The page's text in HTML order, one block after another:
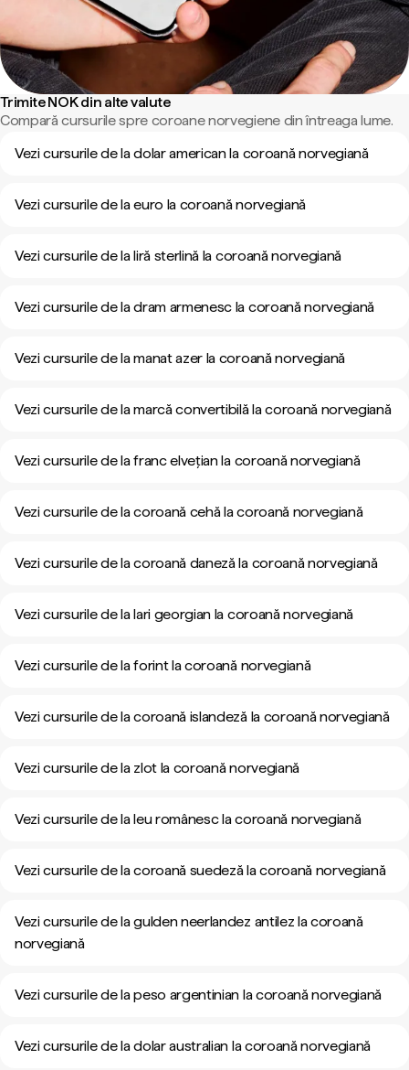
Trimite NOK din alte valute
Compară cursurile spre coroane norvegiene din întreaga lume.
Vezi cursurile de la dolar american la coroană norvegiană
Vezi cursurile de la euro la coroană norvegiană
Vezi cursurile de la liră sterlină la coroană norvegiană
Vezi cursurile de la dram armenesc la coroană norvegiană
Vezi cursurile de la manat azer la coroană norvegiană
Vezi cursurile de la marcă convertibilă la coroană norvegiană
Vezi cursurile de la franc elvețian la coroană norvegiană
Vezi cursurile de la coroană cehă la coroană norvegiană
Vezi cursurile de la coroană daneză la coroană norvegiană
Vezi cursurile de la lari georgian la coroană norvegiană
Vezi cursurile de la forint la coroană norvegiană
Vezi cursurile de la coroană islandeză la coroană norvegiană
Vezi cursurile de la zlot la coroană norvegiană
Vezi cursurile de la leu românesc la coroană norvegiană
Vezi cursurile de la coroană suedeză la coroană norvegiană
Vezi cursurile de la gulden neerlandez antilez la coroană
norvegiană
Vezi cursurile de la peso argentinian la coroană norvegiană
Vezi cursurile de la dolar australian la coroană norvegiană